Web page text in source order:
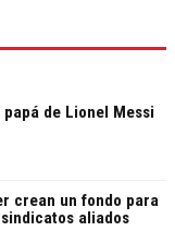
de Lionel Messi
crean un fondo para
aliados